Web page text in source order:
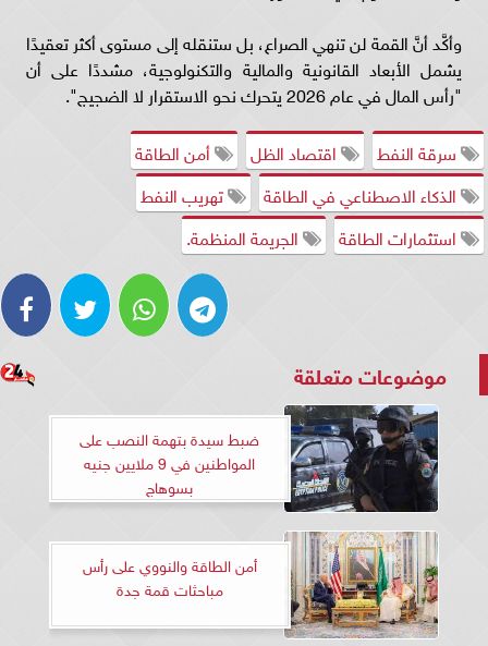
وأكَّد أنَّ القمة لن تنهي الصراع، بل ستنقله إلى مستوى أكثر تعقيدًا
يشمل الأبعاد القانونية والمالية والتكنولوجية، مشددًا على أن
"رأس المال في عام 2026 يتحرك نحو الاستقرار لا الضجيج".
سرقة النفط
اقتصاد الظل
أمن الطاقة
الذكاء الاصطناعي في الطاقة
تهريب النفط
استثمارات الطاقة
الجريمة المنظمة.
موضوعات متعلقة
ضبط سيدة بتهمة النصب على
المواطنين في 9 ملايين جنيه
بسوهاج
أمن الطاقة والنووي على رأس
مباحثات قمة جدة